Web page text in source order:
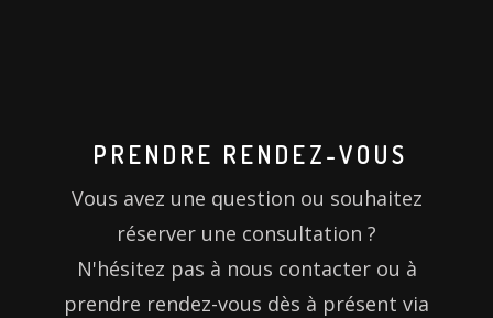
PRENDRE RENDEZ-VOUS
Vous avez une question ou souhaitez
réserver une consultation ?
N'hésitez pas à nous contacter ou à
prendre rendez-vous dès à présent via